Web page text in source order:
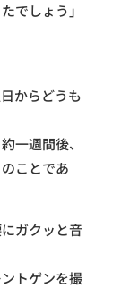
でしょう」
からどうも
一週間後、
ことであ
ガクッと音
トゲンを撮